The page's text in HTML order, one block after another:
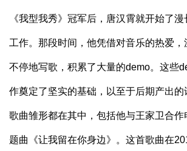
《我型我秀》冠军后，唐汉霄就开始了
工作。那段时间，他凭借对音乐的热爱
不停地写歌，积累了大量的demo。这些
作奠定了坚实的基础，以至于后期产出的
歌曲雏形都在其中，包括他与王家卫合作
题曲《让我留在你身边》。这首歌曲在